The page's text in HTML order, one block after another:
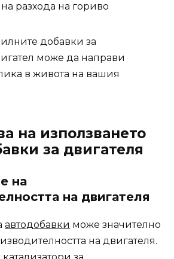
разхода на гориво
добавки за
може да направи
в живота на вашия
на използването
за двигателя
на
на двигателя
автодобавки може значително
на двигателя.